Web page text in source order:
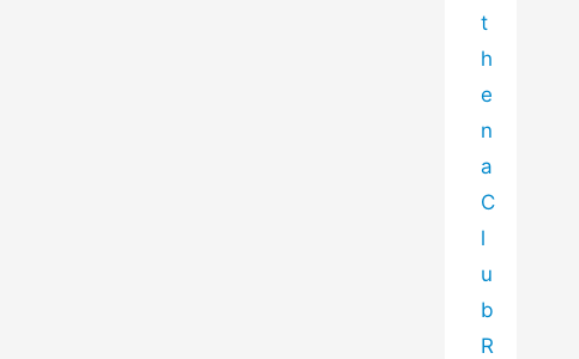
t
h
e
n
a
C
l
u
b
R